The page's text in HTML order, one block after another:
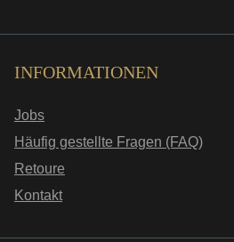
INFORMATIONEN
Jobs
Häufig gestellte Fragen (FAQ)
Retoure
Kontakt